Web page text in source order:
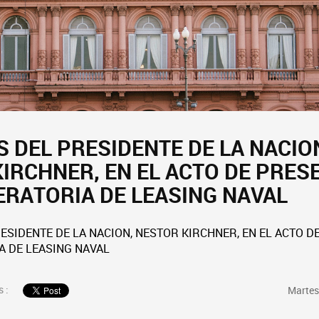
DEL PRESIDENTE DE LA
EN EL ACTO DE
DE LEASING NAVAL
DE LA NACION, NESTOR KIRCHNER, EN EL ACTO
DE LEASING NAVAL
: